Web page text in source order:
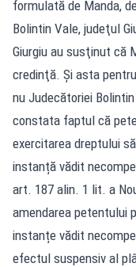
formulată de Manda,
Bolintin Vale, judeţul
Giurgiu au susţinut că
credinţă. Şi asta
nu Judecătoriei
constata faptul că
exercitarea dreptului
instanță vădit
art. 187 alin. 1 lit. a
amendarea petentului
instanțe vădit
efectul suspensiv al